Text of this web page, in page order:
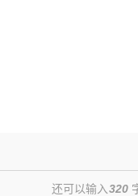
还可以输入320